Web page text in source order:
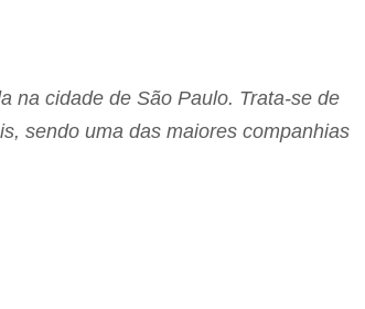
na cidade de São Paulo. Trata-se de
sendo uma das maiores companhias